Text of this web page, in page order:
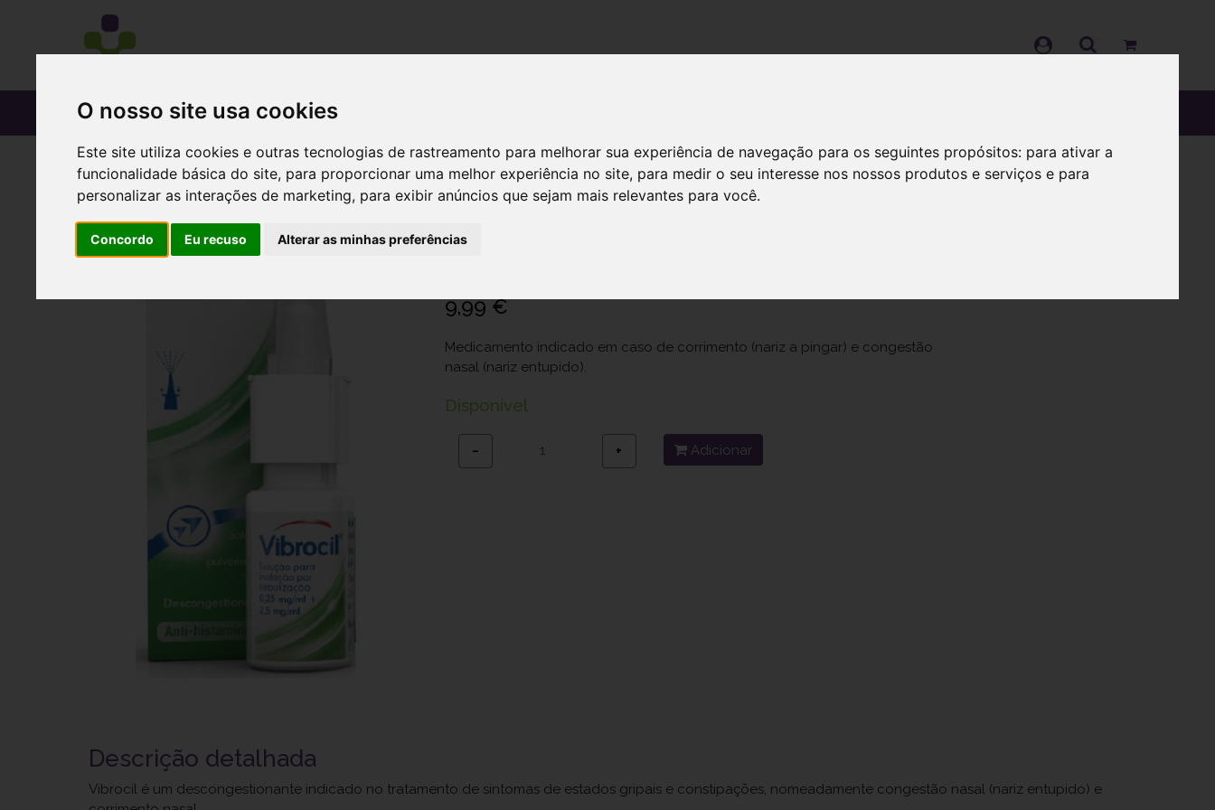
O nosso site usa cookies
Este site utiliza cookies e outras tecnologias de rastreamento para melhorar sua experiência de navegação para os seguintes propósitos: para ativar a
funcionalidade básica do site, para proporcionar uma melhor experiência no site, para medir o seu interesse nos nossos produtos e serviços e para
personalizar as interações de marketing, para exibir anúncios que sejam mais relevantes para você.
Concordo Eu recuso Alterar as minhas preferências
CATÁLOGO
Vibrocil , 0.25 mg/ml + 2.5 mg/ml Frasco
nebulizador 15 ml Sol inal neb
Ref.: 8144923
9,99 €
Medicamento indicado em caso de corrimento (nariz a pingar) e congestão
nasal (nariz entupido).
Disponível
− + Adicionar
Descrição detalhada
Vibrocil é um descongestionante indicado no tratamento de sintomas de estados gripais e constipações, nomeadamente congestão nasal (nariz entupido) e